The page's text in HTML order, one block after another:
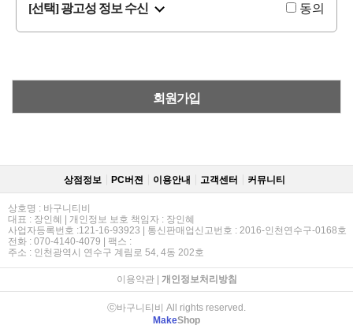
[선택] 광고성 정보 수신 동의
회원가입
상점정보 PC버젼 이용안내 고객센터 커뮤니티
상호명 : 바구니티비
대표 : 장인혜 | 개인정보 보호 책임자 : 장인혜
사업자등록번호 :121-16-93923 | 통신판매업신고번호 : 2016-인천연수구-0168호
전화 : 070-4140-4079 | 팩스 :
주소 : 인천광역시 연수구 계림로 54, 4동 202호
이용약관| 개인정보처리방침
ⓒ바구니티비 All rights reserved.
MakeShop